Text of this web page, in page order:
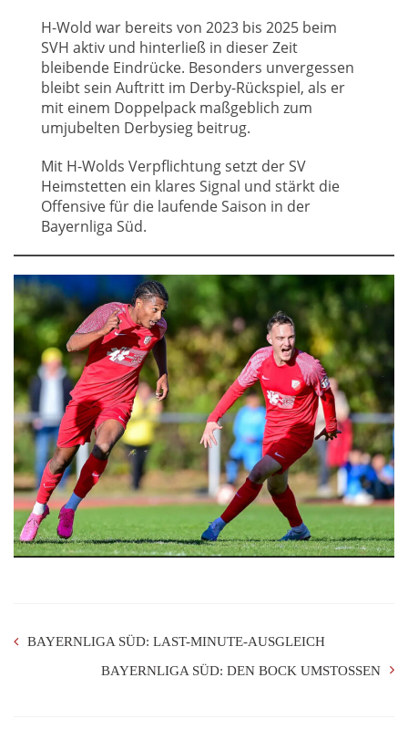
H-Wold war bereits von 2023 bis 2025 beim
SVH aktiv und hinterließ in dieser Zeit
bleibende Eindrücke. Besonders unvergessen
bleibt sein Auftritt im Derby-Rückspiel, als er
mit einem Doppelpack maßgeblich zum
umjubelten Derbysieg beitrug.
Mit H-Wolds Verpflichtung setzt der SV
Heimstetten ein klares Signal und stärkt die
Offensive für die laufende Saison in der
Bayernliga Süd.
BAYERNLIGA SÜD: LAST-MINUTE-AUSGLEICH
BAYERNLIGA SÜD: DEN BOCK UMSTOSSEN